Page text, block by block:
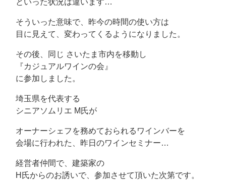
といった状況は違います…
そういった意味で、昨今の時間の使い方は
目に見えて、変わってくるようになりました。
その後、同じ さいたま市内を移動し
『カジュアルワインの会』
に参加しました。
埼玉県を代表する
シニアソムリエ M氏が
オーナーシェフを務めておられるワインバーを
会場に行われた、昨日のワインセミナー…
経営者仲間で、建築家の
H氏からのお誘いで、参加させて頂いた次第です。